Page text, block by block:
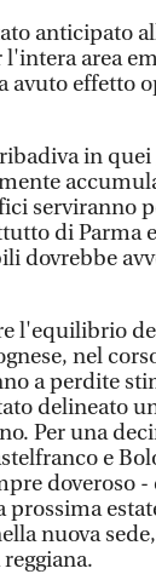
anticipato
area
avuto effetto
in
serviranno
di Parma
dovrebbe
l'equilibrio
nel
a perdite
delineato
Per una
e
doveroso
nuova